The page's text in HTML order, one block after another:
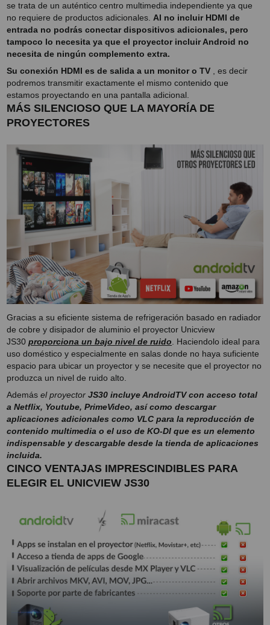
¿QUÉ MODELO NECESITO?
OFERTAS DESTACADAS
TIPOS DE PROYECTOR
PANTALLAS DE
PROYECCIÓN
PRODUCTOS
RECOMENDADOS
SOPORTE PARA PROYECTOR
CABLES Y ACCESORIOS
Atención Pedidos:
951 10 21 22
Lunes a Viernes:9.00h a 15.30h
pedidos@proyectorbarato.com
Asistencia Técnica:
soporte@proyectorbarato.com
se trata de un auténtico centro multimedia independiente ya que
no requiere de productos adicionales. Al no incluir HDMI de
entrada no podrás conectar dispositivos adicionales, pero
tampoco lo necesita ya que el proyector incluir Android no
necesita de ningún complemento extra.
Su conexión HDMI es de salida a un monitor o TV , es decir
podremos transmitir exactamente el mismo contenido que
estamos proyectando en una pantalla adicional.
MÁS SILENCIOSO QUE LA MAYORÍA DE
PROYECTORES
Gracias a su eficiente sistema de refrigeración basado en radiador
de cobre y disipador de aluminio el proyector Unicview
JS30 proporciona un bajo nivel de ruido . Haciendolo ideal para
uso doméstico y especialmente en salas donde no haya suficiente
espacio para ubicar un proyector y se necesite que el proyector no
produzca un nivel de ruido alto.
Además el proyector JS30 incluye AndroidTV con acceso total
a Netflix, Youtube, PrimeVideo, así como descargar
aplicaciones adicionales como VLC para la reproducción de
contenido multimedia o el uso de KO-DI que es un elemento
indispensable y descargable desde la tienda de aplicaciones
incluida.
CINCO VENTAJAS IMPRESCINDIBLES PARA
ELEGIR EL UNICVIEW JS30